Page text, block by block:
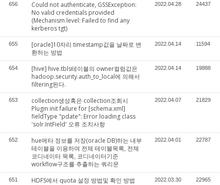
656
Could not authenticate, GSSException:
No valid credentials provided
(Mechanism level: Failed to find any
kerberos tgt)
2022.04.28 24437
655
[oracle]10자리 timestamp값을 날짜로 변
환하는 방법
2022.04.14 11594
654
[hive] hive.tbls테이블의 owner컬럼값은
hadoop.security.auth_to_local에 의해서
filtering된다.
2022.04.14 19888
653
collection생성혹은 collection조회시
Plugin init failure for [schema.xml]
fieldType "pdate": Error loading class
'solr.IntField' 오류 조치사항
2022.04.07 21829
652
hue메타 정보를 저장(oracle DB)하는 내부
테이블을 이용하여 전체 테이블목록, 전체
코디네이터 목록, 코디네이터기준
workflow구조를 추출하는 쿼리문
2022.04.01 22787
651 HDFS에서 quota 설정 방법및 확인 방법 2022.03.30 22965